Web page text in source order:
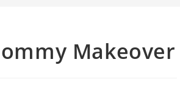
Makeover